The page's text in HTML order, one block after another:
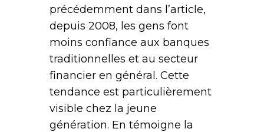
précédemment dans l’article,
depuis 2008, les gens font
moins confiance aux banques
traditionnelles et au secteur
financier en général. Cette
tendance est particulièrement
visible chez la jeune
génération. En témoigne la